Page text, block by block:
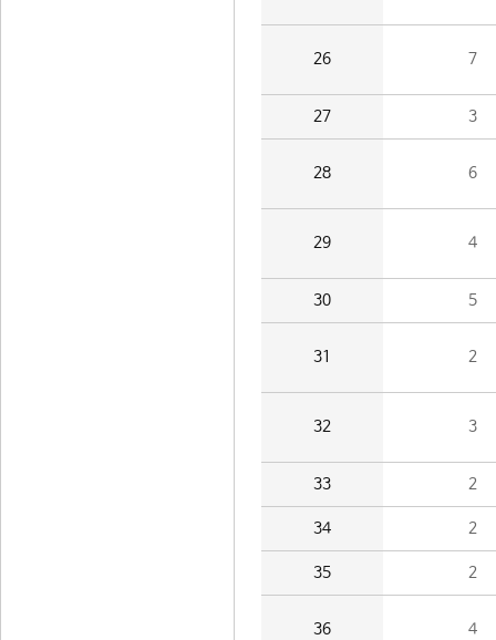
26 7
27 3
28 6
29 4
30 5
31 2
32 3
33 2
34 2
35 2
36 4